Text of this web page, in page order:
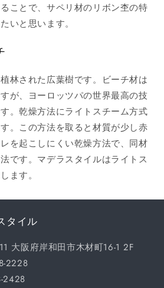
ことで、サペリ材のリボン杢の特
いと思います。
林された広葉樹です。ビーチ材は
が、ヨーロッツパの世界最高の技
。乾燥方法にライトスチーム方式
。この方法を取ると材質が少し赤
を起こしにくい乾燥方法で、同材
です。マデラスタイルはライトス
ます。
タイル
大阪府岸和田市木材町16-1 2F
2228
2428